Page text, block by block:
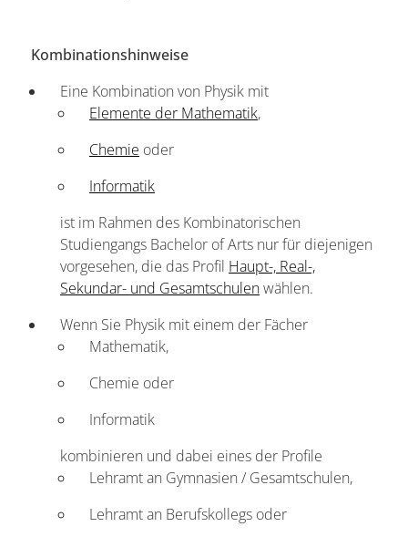
Kombinationshinweise
Eine Kombination von Physik mit
Elemente der Mathematik,
Chemie oder
Informatik
ist im Rahmen des Kombinatorischen
Studiengangs Bachelor of Arts nur für diejenigen
vorgesehen, die das Profil Haupt-, Real-,
Sekundar- und Gesamtschulenwählen.
Wenn Sie Physik mit einem der Fächer
Mathematik,
Chemie oder
Informatik
kombinieren und dabei eines der Profile
Lehramt an Gymnasien / Gesamtschulen,
Lehramt an Berufskollegs oder